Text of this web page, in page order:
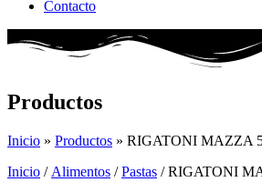
Contacto
Productos
Inicio » Productos » RIGATONI MAZZA
Inicio / Alimentos /Pastas / RIGATONI